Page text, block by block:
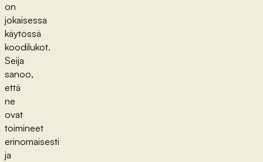
on
jokaisessa
käytössä
koodilukot.
Seija
sanoo,
että
ne
ovat
toimineet
erinomaisesti
ja